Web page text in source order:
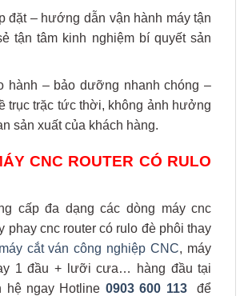
đặt – hướng dẫn vận hành máy tận
tận tâm kinh nghiệm bí quyết sản
hành – bảo dưỡng nhanh chóng –
trục trặc tức thời, không ảnh hưởng
sản xuất của khách hàng.
CNC ROUTER CÓ RULO
cấp đa dạng các dòng máy cnc
phay cnc router có rulo đè phôi thay
máy cắt ván công nghiệp CNC, máy
1 đầu + lưỡi cưa… hàng đầu tại
hệ ngay Hotline 0903 600 113để